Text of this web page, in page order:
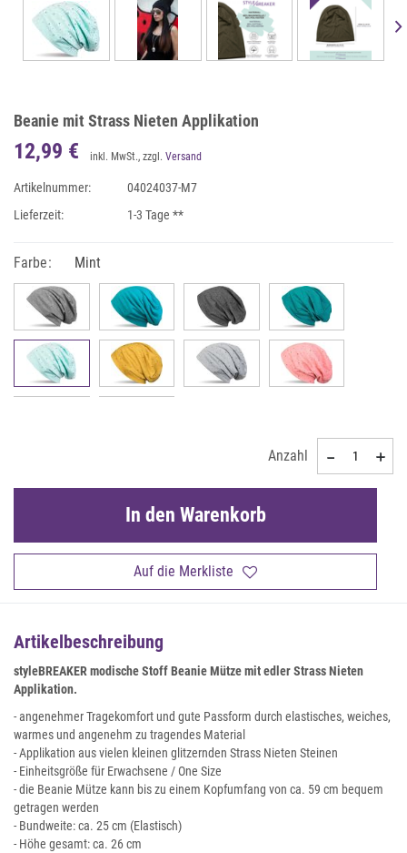
Beanie mit Strass Nieten Applikation
12,99 € inkl. MwSt., zzgl. Versand
Artikelnummer:
04024037-M7
Lieferzeit:
1-3 Tage **
Farbe: Mint
Anzahl
Auf die Merkliste
In den Warenkorb
Artikelbeschreibung
styleBREAKER modische Stoff Beanie Mütze mit edler Strass Nieten
Applikation.
- angenehmer Tragekomfort und gute Passform durch elastisches, weiches,
warmes und angenehm zu tragendes Material
- Applikation aus vielen kleinen glitzernden Strass Nieten Steinen
- Einheitsgröße für Erwachsene / One Size
- die Beanie Mütze kann bis zu einem Kopfumfang von ca. 59 cm bequem
getragen werden
- Bundweite: ca. 25 cm (Elastisch)
- Höhe gesamt: ca. 26 cm